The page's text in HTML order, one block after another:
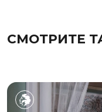
СМОТРИТЕ